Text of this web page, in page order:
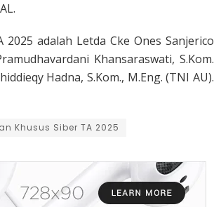
adalah Letda Cke Ones Sanjerico
Khansaraswati, S.Kom.
Hadna, S.Kom., M.Eng. (TNI AU).
Khusus Siber TA 2025